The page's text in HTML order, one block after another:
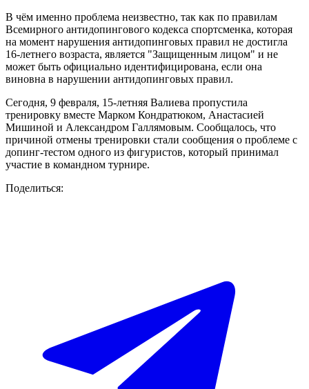
В чём именно проблема неизвестно, так как по правилам
Всемирного антидопингового кодекса спортсменка, которая
на момент нарушения антидопинговых правил не достигла
16-летнего возраста, является "Защищенным лицом" и не
может быть официально идентифицирована, если она
виновна в нарушении антидопинговых правил.
Сегодня, 9 февраля, 15-летняя Валиева пропустила
тренировку вместе Марком Кондратюком, Анастасией
Мишиной и Александром Галлямовым. Сообщалось, что
причиной отмены тренировки стали сообщения о проблеме с
допинг-тестом одного из фигуристов, который принимал
участие в командном турнире.
Поделиться: